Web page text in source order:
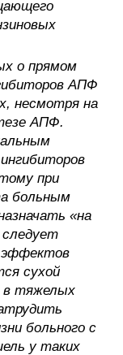
о прямом
АПФ
несмотря на
АПФ.
при
больным
«на
следует
эффектов
сухой
в тяжелых
больного с
у таких